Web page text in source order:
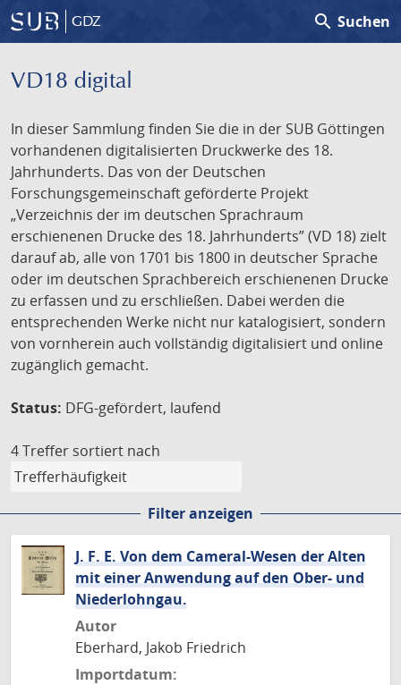
GDZ search Suchen
VD18 digital
In dieser Sammlung finden Sie die in der SUB Göttingen
vorhandenen digitalisierten Druckwerke des 18.
Jahrhunderts. Das von der Deutschen
Forschungsgemeinschaft geförderte Projekt
„Verzeichnis der im deutschen Sprachraum
erschienenen Drucke des 18. Jahrhunderts” (VD 18) zielt
darauf ab, alle von 1701 bis 1800 in deutscher Sprache
oder im deutschen Sprachbereich erschienenen Drucke
zu erfassen und zu erschließen. Dabei werden die
entsprechenden Werke nicht nur katalogisiert, sondern
von vornherein auch vollständig digitalisiert und online
zugänglich gemacht.
Status: DFG-gefördert, laufend
4 Treffer sortiert nach
Filter anzeigen
J. F. E. Von dem Cameral-Wesen der Alten
mit einer Anwendung auf den Ober- und
Niederlohngau.
Autor
Eberhard, Jakob Friedrich
Importdatum: